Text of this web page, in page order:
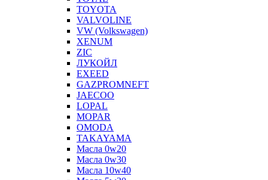
TOYOTA
VALVOLINE
VW (Volkswagen)
XENUM
ZIC
ЛУКОЙЛ
EXEED
GAZPROMNEFT
JAECOO
LOPAL
MOPAR
OMODA
TAKAYAMA
Масла 0w20
Масла 0w30
Масла 10w40